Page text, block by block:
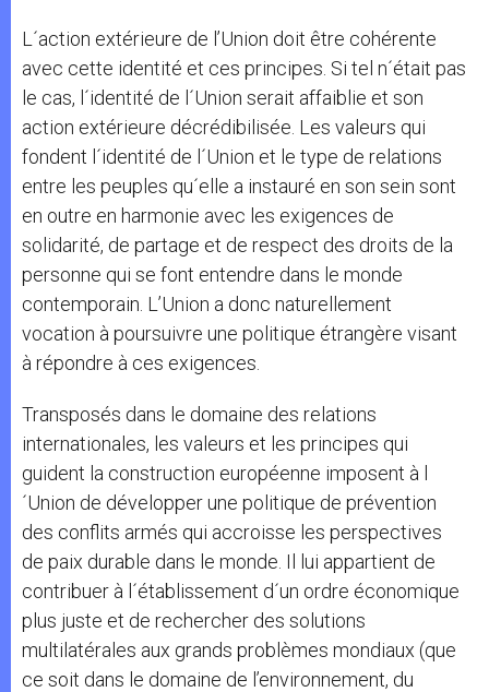
L´action extérieure de l’Union doit être cohérente
avec cette identité et ces principes. Si tel n´était pas
le cas, l´identité de l´Union serait affaiblie et son
action extérieure décrédibilisée. Les valeurs qui
fondent l´identité de l´Union et le type de relations
entre les peuples qu´elle a instauré en son sein sont
en outre en harmonie avec les exigences de
solidarité, de partage et de respect des droits de la
personne qui se font entendre dans le monde
contemporain. L’Union a donc naturellement
vocation à poursuivre une politique étrangère visant
à répondre à ces exigences.
Transposés dans le domaine des relations
internationales, les valeurs et les principes qui
guident la construction européenne imposent à l
´Union de développer une politique de prévention
des conflits armés qui accroisse les perspectives
de paix durable dans le monde. Il lui appartient de
contribuer à l´établissement d´un ordre économique
plus juste et de rechercher des solutions
multilatérales aux grands problèmes mondiaux (que
ce soit dans le domaine de l’environnement, du